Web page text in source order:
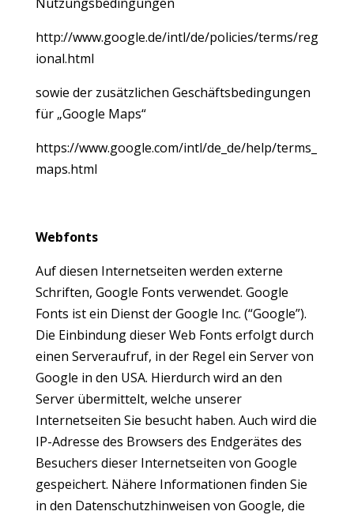
http://www.google.de/intl/de/policies/terms/reg
ional.html
sowie der zusätzlichen Geschäftsbedingungen
für „Google Maps“
https://www.google.com/intl/de_de/help/terms_
maps.html
Webfonts
Auf diesen Internetseiten werden externe
Schriften, Google Fonts verwendet. Google
Fonts ist ein Dienst der Google Inc. (“Google”).
Die Einbindung dieser Web Fonts erfolgt durch
einen Serveraufruf, in der Regel ein Server von
Google in den USA. Hierdurch wird an den
Server übermittelt, welche unserer
Internetseiten Sie besucht haben. Auch wird die
IP-Adresse des Browsers des Endgerätes des
Besuchers dieser Internetseiten von Google
gespeichert. Nähere Informationen finden Sie
in den Datenschutzhinweisen von Google, die